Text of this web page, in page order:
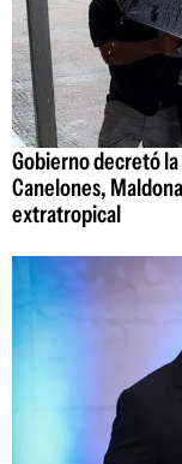
Gobierno decretó
Canelones,
extratropical